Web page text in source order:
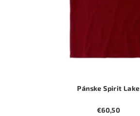
Pánske Spirit Lake
€60,50